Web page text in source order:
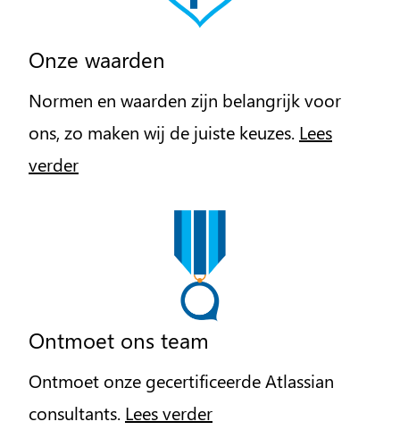
Onze waarden
Normen en waarden zijn belangrijk voor
ons, zo maken wij de juiste keuzes. Lees
verder
Ontmoet ons team
Ontmoet onze gecertificeerde Atlassian
consultants. Lees verder